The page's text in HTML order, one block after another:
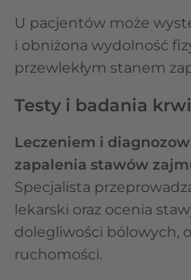
U pacjentów może
i obniżona wydolność
przewlekłym stanem
Testy i badania
Leczeniem i
zapalenia stawów
Specjalista
lekarski oraz ocenia
dolegliwości bólowych,
ruchomości.